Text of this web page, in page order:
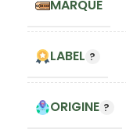
MARQUE
LABEL
ORIGINE